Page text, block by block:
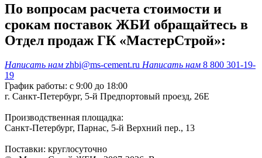
По вопросам расчета стоимости и
срокам поставок ЖБИ обращайтесь в
Отдел продаж ГК «МастерСтрой»:
Написать нам zhbi@ms-cement.ru Написать нам 8 800 301-19-
19
График работы: с 9:00 до 18:00
г. Санкт-Петербург, 5-й Предпортовый проезд, 26Е
Производственная площадка:
Санкт-Петербург, Парнас, 5-й Верхний пер., 13
Поставки: круглосуточно